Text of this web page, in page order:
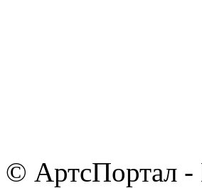
© АртсПортал